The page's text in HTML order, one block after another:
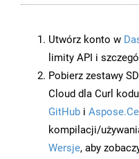
Utwórz konto w
limity API i
Pobierz zestawy
Cloud dla Curl
GitHub i
kompilacji/
Wersje, aby